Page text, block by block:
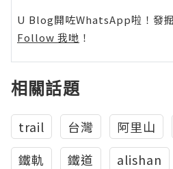
U Blog開咗WhatsApp啦！發
Follow 我哋 ！
相關話題
trail 台灣 阿里山
鐵軌
鐵道 alishan